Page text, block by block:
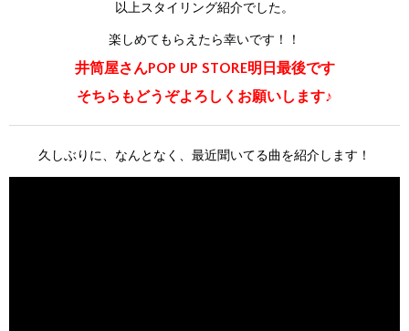
以上スタイリング紹介でした。
楽しめてもらえたら幸いです！！
井筒屋さんPOP UP STORE明日最後です
そちらもどうぞよろしくお願いします♪
久しぶりに、なんとなく、最近聞いてる曲を紹介します！